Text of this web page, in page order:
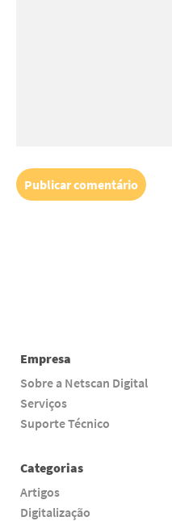
Empresa
Sobre a Netscan Digital
Serviços
Suporte Técnico
Categorias
Artigos
Digitalização